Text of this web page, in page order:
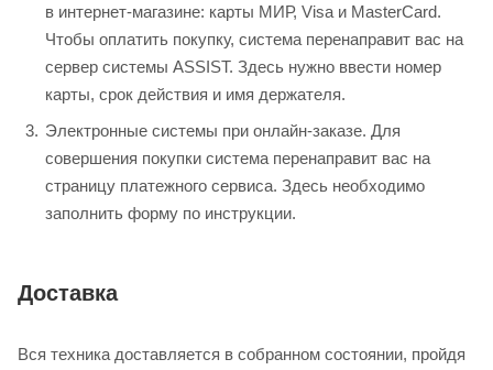
в интернет-магазине: карты МИР, Visa и MasterCard.
Чтобы оплатить покупку, система перенаправит вас на
сервер системы ASSIST. Здесь нужно ввести номер
карты, срок действия и имя держателя.
Электронные системы при онлайн-заказе. Для
совершения покупки система перенаправит вас на
страницу платежного сервиса. Здесь необходимо
заполнить форму по инструкции.
Доставка
Вся техника доставляется в собранном состоянии, пройдя